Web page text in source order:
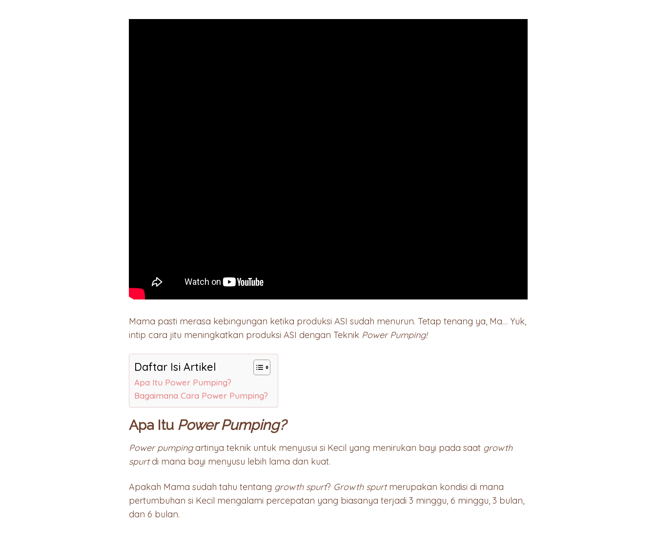
Mama pasti merasa kebingungan ketika produksi ASI sudah menurun. Tetap tenang ya, Ma… Yuk,
intip cara jitu meningkatkan produksi ASI dengan Teknik Power Pumping!
Daftar Isi Artikel
Apa Itu Power Pumping?
Bagaimana Cara Power Pumping?
Apa Itu Power Pumping?
Power pumpingartinya teknik untuk menyusui si Kecil yang menirukan bayi pada saat growth
spurtdi mana bayi menyusu lebih lama dan kuat.
Apakah Mama sudah tahu tentang growth spurt? Growth spurtmerupakan kondisi di mana
pertumbuhan si Kecil mengalami percepatan yang biasanya terjadi 3 minggu, 6 minggu, 3 bulan,
dan 6 bulan.